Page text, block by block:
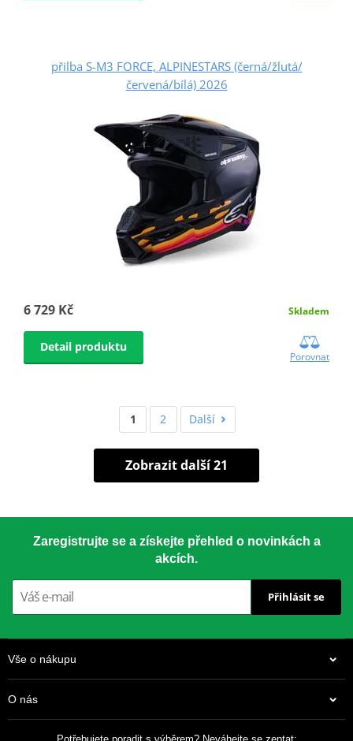
přilba S-M3 FORCE, ALPINESTARS (černá/žlutá/
červená/bílá) 2026
6 729 Kč Skladem
Detail produktu
Porovnat
1 2 Další
Zobrazit další 21
Zaregistrujte se a získejte přehled o novinkách a
akcích.
Přihlásit se
Vše o nákupu
O nás